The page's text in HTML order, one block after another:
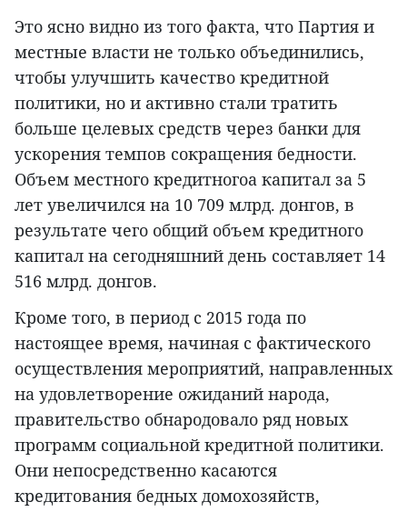
Это ясно видно из того факта, что Партия и
местные власти не только объединились,
чтобы улучшить качество кредитной
политики, но и активно стали тратить
больше целевых средств через банки для
ускорения темпов сокращения бедности.
Объем местного кредитногоа капитал за 5
лет увеличился на 10 709 млрд. донгов, в
результате чего общий объем кредитного
капитал на сегодняшний день составляет 14
516 млрд. донгов.
Кроме того, в период с 2015 года по
настоящее время, начиная с фактического
осуществления мероприятий, направленных
на удовлетворение ожиданий народа,
правительство обнародовало ряд новых
программ социальной кредитной политики.
Они непосредственно касаются
кредитования бедных домохозяйств,